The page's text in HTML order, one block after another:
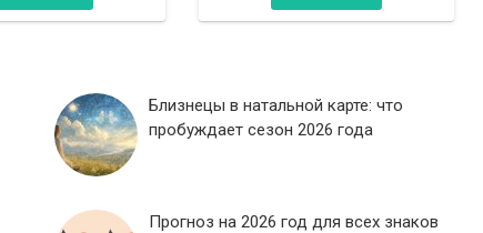
Близнецы в натальной карте: что
пробуждает сезон 2026 года
Прогноз на 2026 год для всех знаков